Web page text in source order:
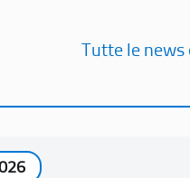
Tutte le news